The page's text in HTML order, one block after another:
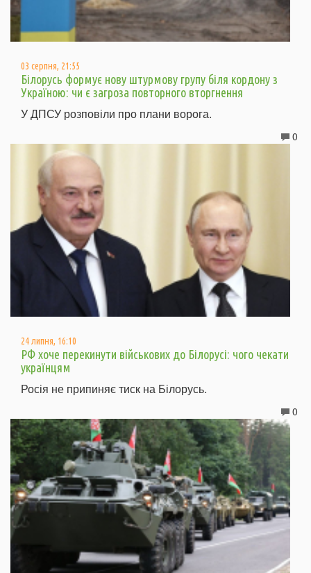
03 серпня, 21:55
Білорусь формує нову штурмову групу біля кордону з
Україною: чи є загроза повторного вторгнення
У ДПСУ розповіли про плани ворога.
0
24 липня, 16:10
РФ хоче перекинути військових до Білорусі: чого чекати
українцям
Росія не припиняє тиск на Білорусь.
0